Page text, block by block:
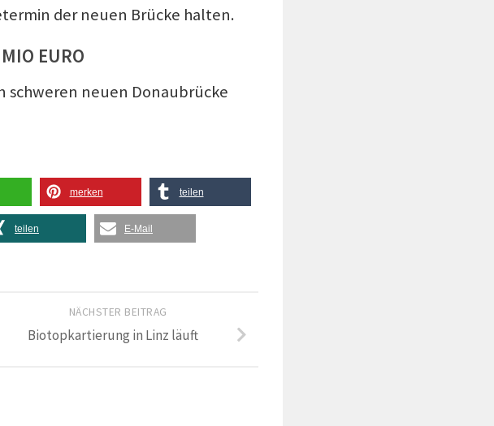
der neuen Brücke halten.
EURO
schweren neuen Donaubrücke
merken teilen
teilen E-Mail
NÄCHSTER BEITRAG
Biotopkartierung in Linz läuft